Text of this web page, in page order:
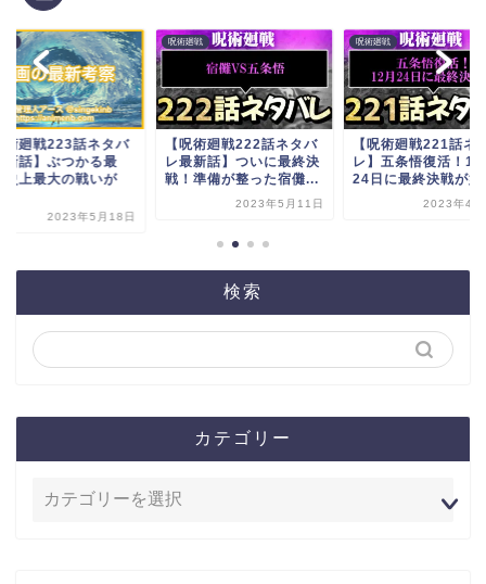
術廻戦223話ネタバ
新話】ぶつかる最
史上最大の戦いが
2023年5月18日
呪術廻戦
【呪術廻戦222話ネタバ
レ最新話】ついに最終決
戦！準備が整った宿儺...
2023年5月11日
呪術廻戦
【呪術廻戦221話ネ
レ】五条悟復活！12
24日に最終決戦が始
2023年4
検索
カテゴリー